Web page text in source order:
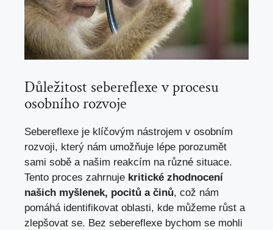
Důležitost sebereflexe v procesu
osobního rozvoje
Sebereflexe je klíčovým nástrojem v osobním
rozvoji, který nám umožňuje lépe porozumět
sami sobě a našim reakcím na různé situace.
Tento proces zahrnuje kritické zhodnocení
našich myšlenek, pocitů a činů, což nám
pomáhá identifikovat oblasti, kde můžeme růst a
zlepšovat se. Bez sebereflexe bychom se mohli